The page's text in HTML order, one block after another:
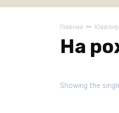
Главная
На
Showing the